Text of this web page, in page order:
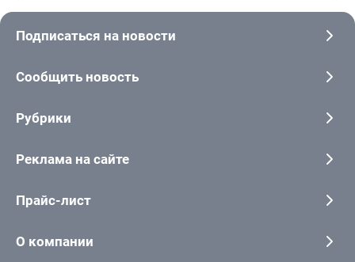
Подписаться на новости
Сообщить новость
Рубрики
Реклама на сайте
Прайс-лист
О компании